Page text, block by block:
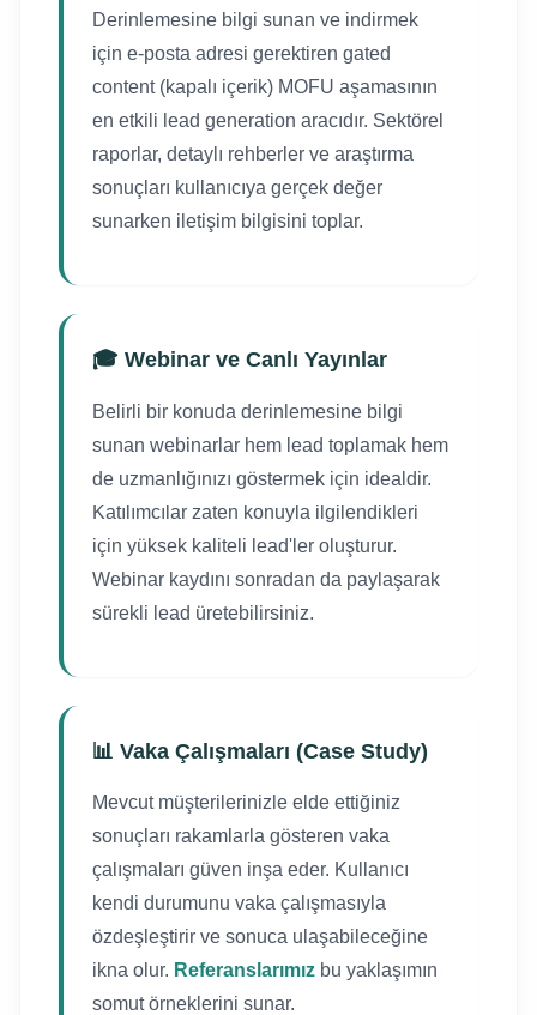
Derinlemesine bilgi sunan ve indirmek
için e-posta adresi gerektiren gated
content (kapalı içerik) MOFU aşamasının
en etkili lead generation aracıdır. Sektörel
raporlar, detaylı rehberler ve araştırma
sonuçları kullanıcıya gerçek değer
sunarken iletişim bilgisini toplar.
🎓 Webinar ve Canlı Yayınlar
Belirli bir konuda derinlemesine bilgi
sunan webinarlar hem lead toplamak hem
de uzmanlığınızı göstermek için idealdir.
Katılımcılar zaten konuyla ilgilendikleri
için yüksek kaliteli lead'ler oluşturur.
Webinar kaydını sonradan da paylaşarak
sürekli lead üretebilirsiniz.
📊 Vaka Çalışmaları (Case Study)
Mevcut müşterilerinizle elde ettiğiniz
sonuçları rakamlarla gösteren vaka
çalışmaları güven inşa eder. Kullanıcı
kendi durumunu vaka çalışmasıyla
özdeşleştirir ve sonuca ulaşabileceğine
ikna olur. Referanslarımız bu yaklaşımın
somut örneklerini sunar.